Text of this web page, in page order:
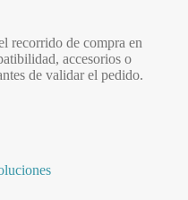
recorrido de compra en
accesorios o
de validar el pedido.